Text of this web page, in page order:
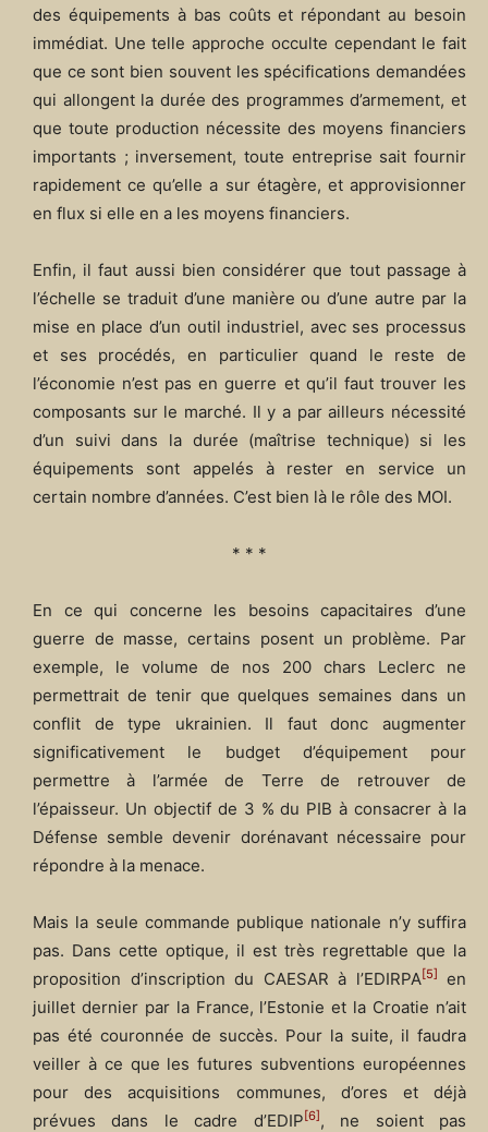
des équipements à bas coûts et répondant au besoin
immédiat. Une telle approche occulte cependant le fait
que ce sont bien souvent les spécifications demandées
qui allongent la durée des programmes d’armement, et
que toute production nécessite des moyens financiers
importants ; inversement, toute entreprise sait fournir
rapidement ce qu’elle a sur étagère, et approvisionner
en flux si elle en a les moyens financiers.
Enfin, il faut aussi bien considérer que tout passage à
l’échelle se traduit d’une manière ou d’une autre par la
mise en place d’un outil industriel, avec ses processus
et ses procédés, en particulier quand le reste de
l’économie n’est pas en guerre et qu’il faut trouver les
composants sur le marché. Il y a par ailleurs nécessité
d’un suivi dans la durée (maîtrise technique) si les
équipements sont appelés à rester en service un
certain nombre d’années. C’est bien là le rôle des MOI.
* * *
En ce qui concerne les besoins capacitaires d’une
guerre de masse, certains posent un problème. Par
exemple, le volume de nos 200 chars Leclerc ne
permettrait de tenir que quelques semaines dans un
conflit de type ukrainien. Il faut donc augmenter
significativement le budget d’équipement pour
permettre à l’armée de Terre de retrouver de
l’épaisseur. Un objectif de 3 % du PIB à consacrer à la
Défense semble devenir dorénavant nécessaire pour
répondre à la menace.
Mais la seule commande publique nationale n’y suffira
pas. Dans cette optique, il est très regrettable que la
proposition d’inscription du CAESAR à l’EDIRPA[5]
en
juillet dernier par la France, l’Estonie et la Croatie n’ait
pas été couronnée de succès. Pour la suite, il faudra
veiller à ce que les futures subventions européennes
pour des acquisitions communes, d’ores et déjà
prévues dans le cadre d’EDIP [6] , ne soient pas